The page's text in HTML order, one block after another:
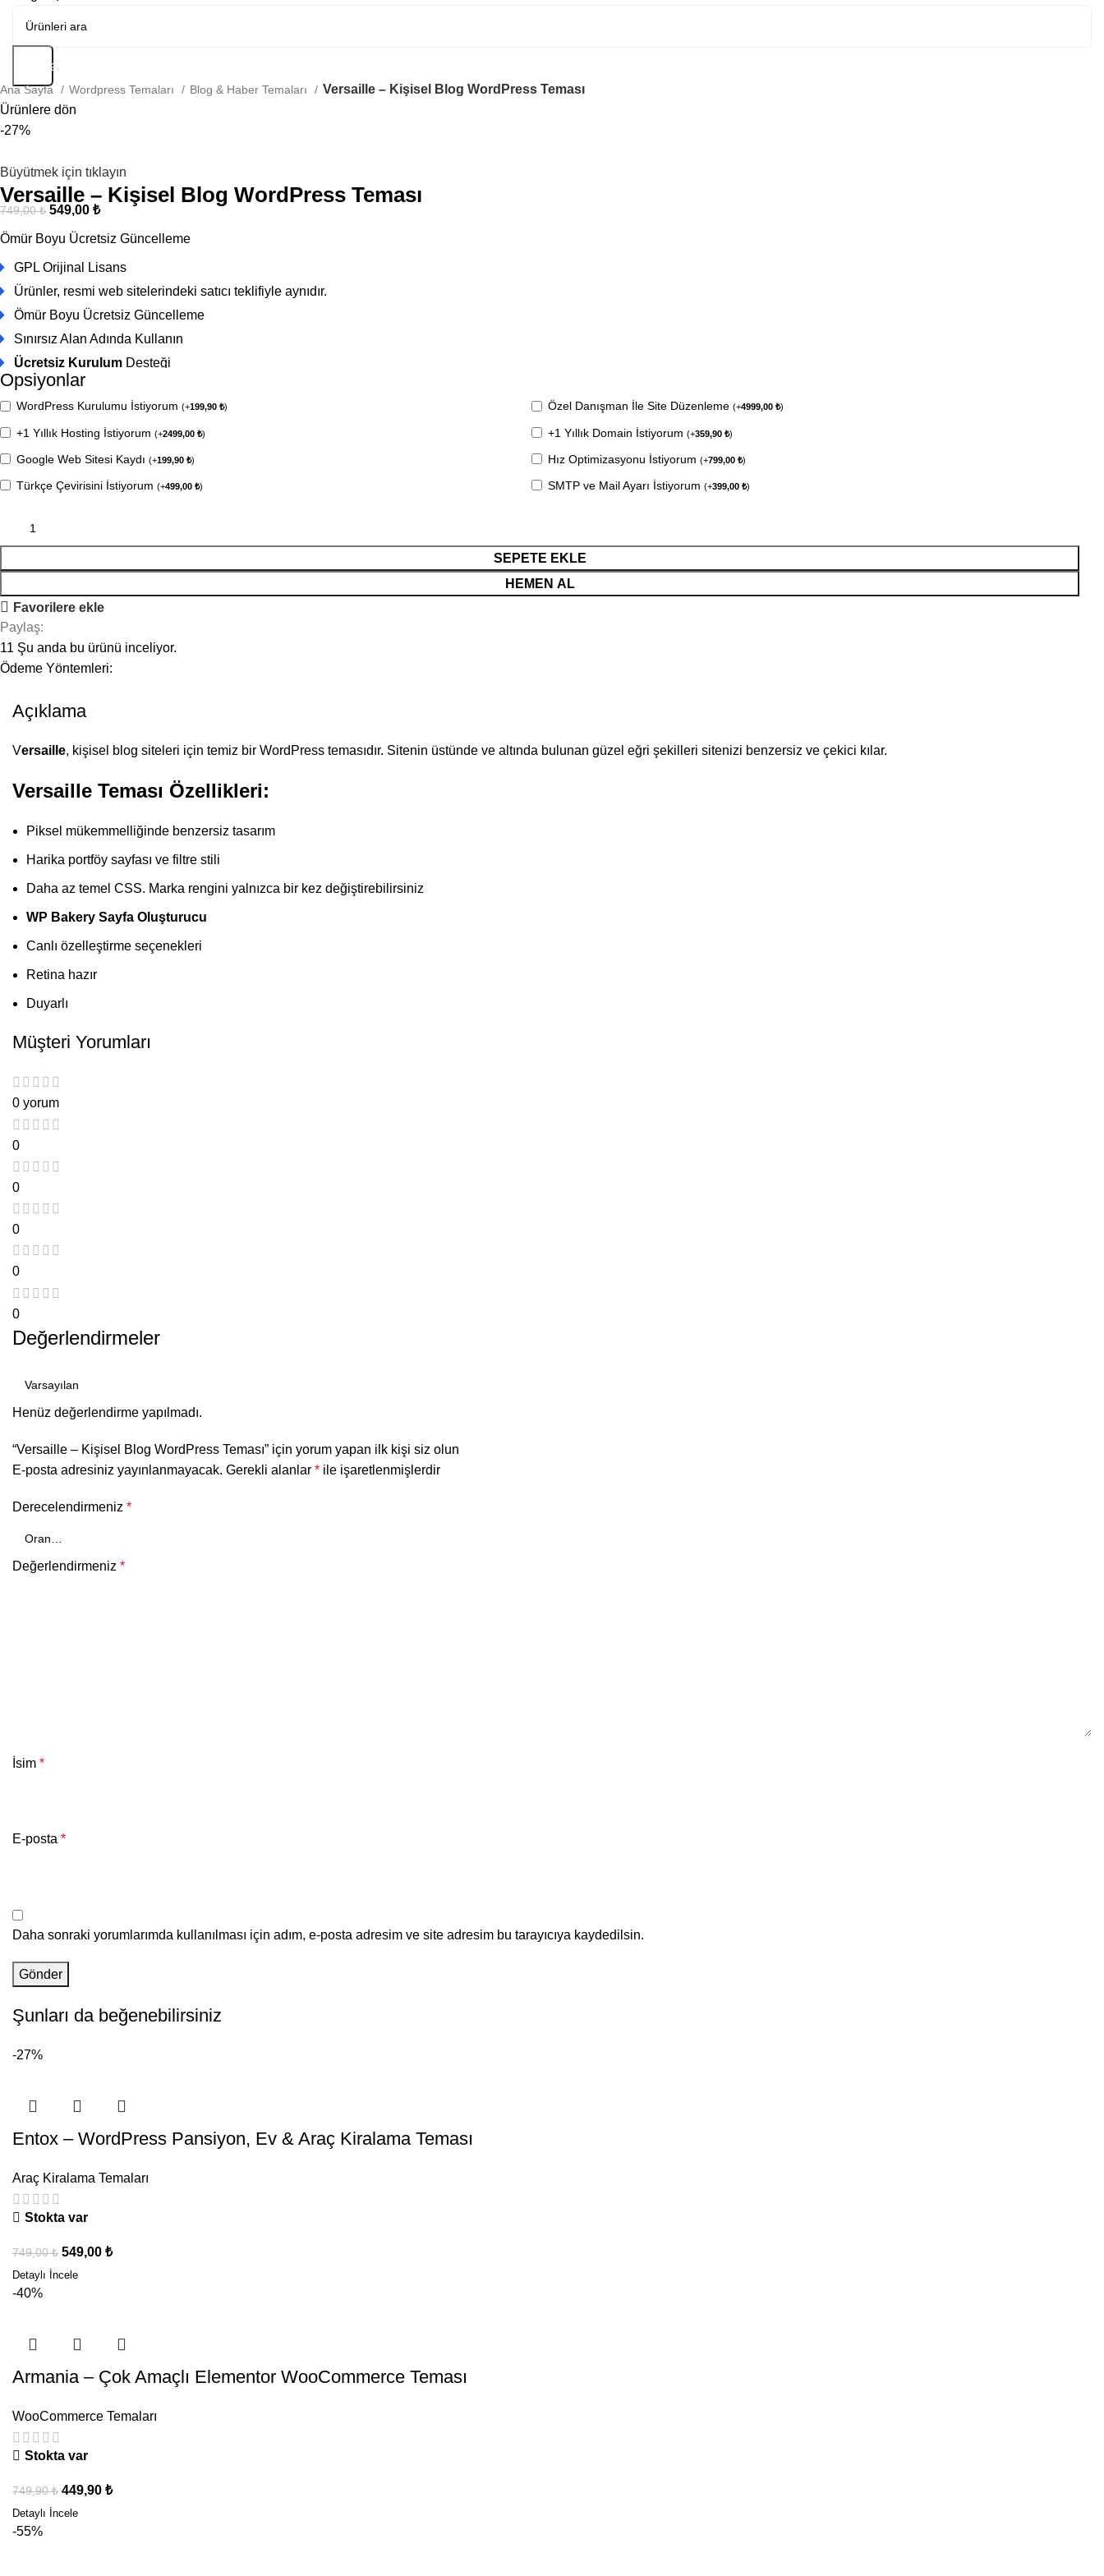
Arama
Ana Sayfa Wordpress Temaları Blog & Haber Temaları
Versaille – Kişisel Blog WordPress Teması
Ürünlere dön
-27%
Büyütmek için tıklayın
Versaille – Kişisel Blog WordPress Teması
749,00₺ 549,00₺
Ömür Boyu Ücretsiz Güncelleme
GPL Orijinal Lisans
Ürünler, resmi web sitelerindeki satıcı teklifiyle aynıdır.
Ömür Boyu Ücretsiz Güncelleme
Sınırsız Alan Adında Kullanın
Ücretsiz Kurulum Desteği
Opsiyonlar
WordPress Kurulumu İstiyorum(+199,90₺) Özel Danışman İle Site Düzenleme(+4999,00₺)
+1 Yıllık Hosting İstiyorum(+2499,00₺) +1 Yıllık Domain İstiyorum(+359,90₺)
Google Web Sitesi Kaydı(+199,90₺) Hız Optimizasyonu İstiyorum(+799,00₺)
Türkçe Çevirisini İstiyorum(+499,00₺) SMTP ve Mail Ayarı İstiyorum(+399,00₺)
SEPETE EKLE
HEMEN AL
Favorilere ekle
Paylaş:
11 Şu anda bu ürünü inceliyor.
Ödeme Yöntemleri:
Açıklama
Versaille, kişisel blog siteleri için temiz bir WordPress temasıdır. Sitenin üstünde ve altında bulunan güzel eğri şekilleri sitenizi benzersiz ve çekici kılar.
Versaille Teması Özellikleri:
Piksel mükemmelliğinde benzersiz tasarım
Harika portföy sayfası ve filtre stili
Daha az temel CSS. Marka rengini yalnızca bir kez değiştirebilirsiniz
WP Bakery Sayfa Oluşturucu
Canlı özelleştirme seçenekleri
Retina hazır
Duyarlı
Müşteri Yorumları
0 yorum
0
0
0
0
0
Değerlendirmeler
Henüz değerlendirme yapılmadı.
“Versaille – Kişisel Blog WordPress Teması” için yorum yapan ilk kişi siz olun
E-posta adresiniz yayınlanmayacak. Gerekli alanlar * ile işaretlenmişlerdir
Derecelendirmeniz *
Değerlendirmeniz *
İsim *
E-posta *
Daha sonraki yorumlarımda kullanılması için adım, e-posta adresim ve site adresim bu tarayıcıya kaydedilsin.
Şunları da beğenebilirsiniz
-27%
Entox – WordPress Pansiyon, Ev & Araç Kiralama Teması
Araç Kiralama Temaları
Stokta var
749,00₺ 549,00 ₺
-40%
Armania – Çok Amaçlı Elementor WooCommerce Teması
WooCommerce Temaları
Stokta var
749,90₺ 449,90 ₺
-55%